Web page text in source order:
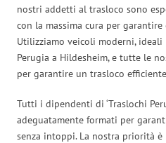
nostri addetti al trasloco sono
con la massima cura per
Utilizziamo veicoli moderni,
Perugia a Hildesheim, e tutte le
per garantire un trasloco
Tutti i dipendenti di ‘Traslochi
adeguatamente formati per
senza intoppi. La nostra priorità